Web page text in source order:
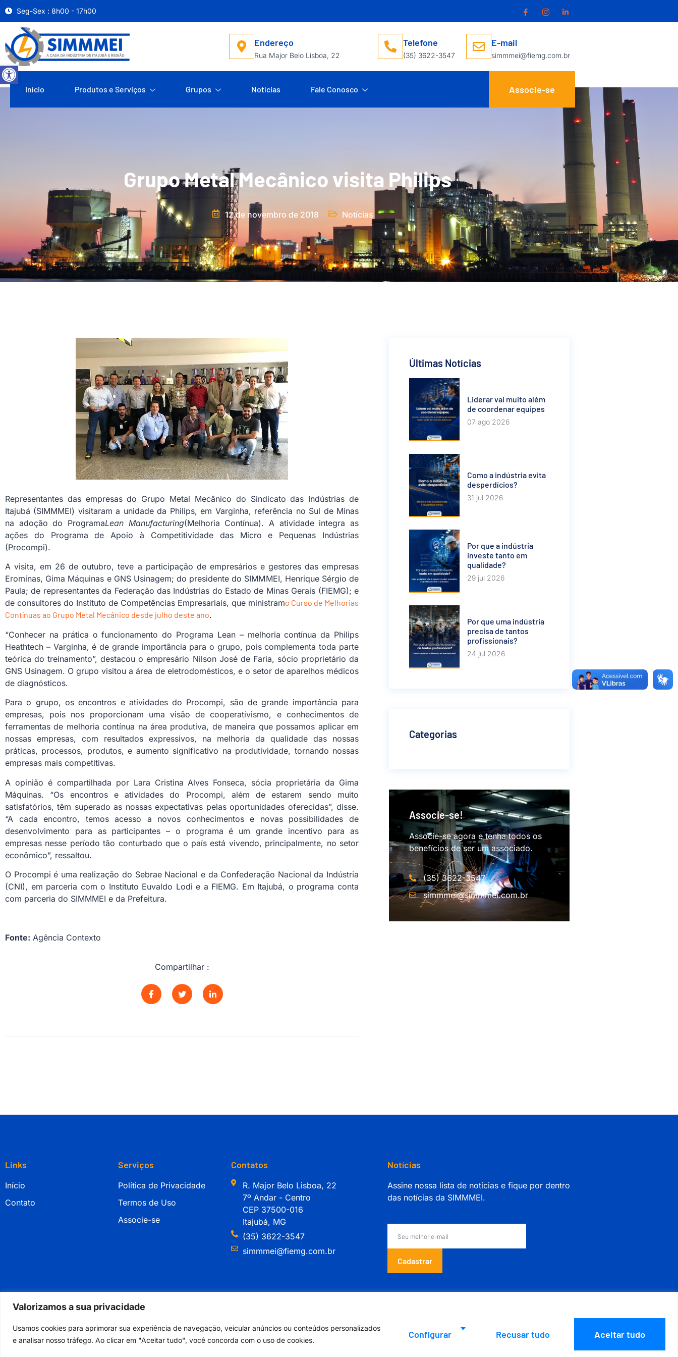
Abrir a barra de ferramentas
Valorizamos a sua privacidade
Usamos cookies para aprimorar sua experiência de navegação, veicular anúncios ou conteúdos personalizados
e analisar nosso tráfego. Ao clicar em "Aceitar tudo", você concorda com o uso de cookies.
Configurar Recusar tudo Aceitar tudo
Seg-Sex : 8h00 - 17h00
Endereço
Rua Major Belo Lisboa, 22
Telefone
(35) 3622-3547
E-mail
simmmei@fiemg.com.br
Início Produtos e Serviços Grupos Notícias Fale Conosco Associe-se
Grupo Metal Mecânico visita Philips
12 de novembro de 2018 Notícias
Representantes das empresas do Grupo Metal Mecânico do Sindicato das Indústrias de
Itajubá (SIMMMEI) visitaram a unidade da Philips, em Varginha, referência no Sul de Minas
na adoção do ProgramaLean Manufacturing(Melhoria Contínua). A atividade integra as
ações do Programa de Apoio à Competitividade das Micro e Pequenas Indústrias
(Procompi).
A visita, em 26 de outubro, teve a participação de empresários e gestores das empresas
Erominas, Gima Máquinas e GNS Usinagem; do presidente do SIMMMEI, Henrique Sérgio de
Paula; de representantes da Federação das Indústrias do Estado de Minas Gerais (FIEMG); e
de consultores do Instituto de Competências Empresariais, que ministramo Curso de Melhorias
Contínuas ao Grupo Metal Mecânico desde julho deste ano.
“Conhecer na prática o funcionamento do Programa Lean – melhoria contínua da Philips
Heathtech – Varginha, é de grande importância para o grupo, pois complementa toda parte
teórica do treinamento”, destacou o empresário Nilson José de Faria, sócio proprietário da
GNS Usinagem. O grupo visitou a área de eletrodomésticos, e o setor de aparelhos médicos
de diagnósticos.
Para o grupo, os encontros e atividades do Procompi, são de grande importância para
empresas, pois nos proporcionam uma visão de cooperativismo, e conhecimentos de
ferramentas de melhoria contínua na área produtiva, de maneira que possamos aplicar em
nossas empresas, com resultados expressivos, na melhoria da qualidade das nossas
práticas, processos, produtos, e aumento significativo na produtividade, tornando nossas
empresas mais competitivas.
A opinião é compartilhada por Lara Cristina Alves Fonseca, sócia proprietária da Gima
Máquinas. “Os encontros e atividades do Procompi, além de estarem sendo muito
satisfatórios, têm superado as nossas expectativas pelas oportunidades oferecidas”, disse.
“A cada encontro, temos acesso a novos conhecimentos e novas possibilidades de
desenvolvimento para as participantes – o programa é um grande incentivo para as
empresas nesse período tão conturbado que o país está vivendo, principalmente, no setor
econômico”, ressaltou.
O Procompi é uma realização do Sebrae Nacional e da Confederação Nacional da Indústria
(CNI), em parceria com o Instituto Euvaldo Lodi e a FIEMG. Em Itajubá, o programa conta
com parceria do SIMMMEI e da Prefeitura.
Fonte: Agência Contexto
Compartilhar :
Últimas Notícias
Liderar vai muito além
de coordenar equipes
07 ago 2026
Como a indústria evita
desperdícios?
31 jul 2026
Por que a indústria
investe tanto em
qualidade?
29 jul 2026
Por que uma indústria
precisa de tantos
profissionais?
24 jul 2026
Categorias
Associe-se!
Associe-se agora e tenha todos os
benefícios de ser um associado.
(35) 3622-3547
simmmei@simmmei.com.br
Links
Início
Contato
Serviços
Política de Privacidade
Termos de Uso
Associe-se
Contatos
R. Major Belo Lisboa, 22
7º Andar - Centro
CEP 37500-016
Itajubá, MG
(35) 3622-3547
simmmei@fiemg.com.br
Notícias
Assine nossa lista de notícias e fique por dentro
das notícias da SIMMMEI.
Cadastrar